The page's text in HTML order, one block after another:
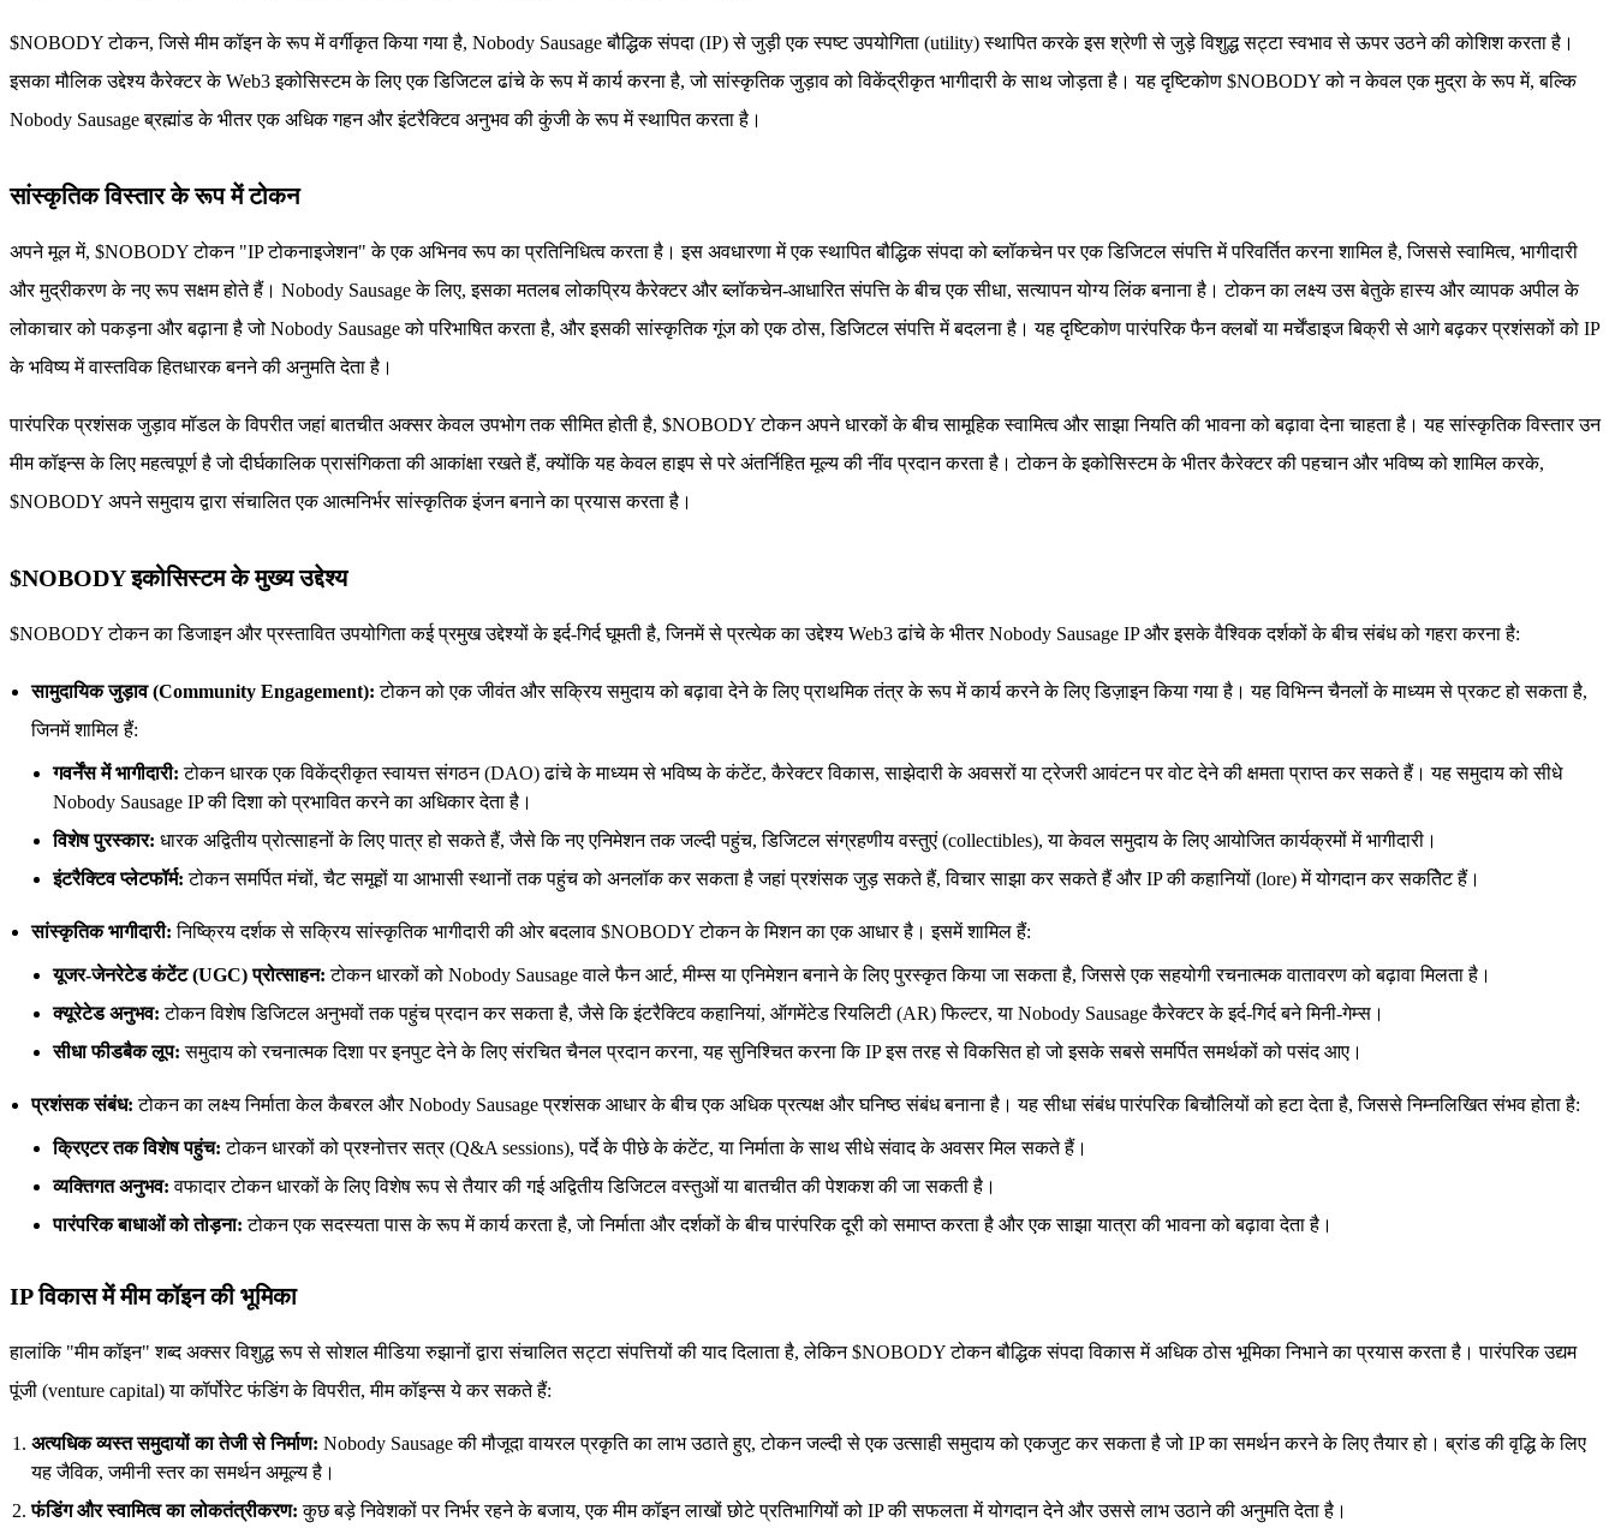
$NOBODY टोकन, जिसे मीम कॉइन के रूप में वर्गीकृत किया गया है, Nobody Sausage बौद्धिक संपदा (IP) से जुड़ी एक स्पष्ट उपयोगिता (utility) स्थापित करके इस श्रेणी से जुड़े विशुद्ध सट्टा स्वभाव से ऊपर उठने की कोशिश करता है।
इसका मौलिक उद्देश्य कैरेक्टर के Web3 इकोसिस्टम के लिए एक डिजिटल ढांचे के रूप में कार्य करना है, जो सांस्कृतिक जुड़ाव को विकेंद्रीकृत भागीदारी के साथ जोड़ता है। यह दृष्टिकोण $NOBODY को न केवल एक मुद्रा के रूप में, बल्कि
Nobody Sausage ब्रह्मांड के भीतर एक अधिक गहन और इंटरैक्टिव अनुभव की कुंजी के रूप में स्थापित करता है।
सांस्कृतिक विस्तार के रूप में टोकन
अपने मूल में, $NOBODY टोकन "IP टोकनाइजेशन" के एक अभिनव रूप का प्रतिनिधित्व करता है। इस अवधारणा में एक स्थापित बौद्धिक संपदा को ब्लॉकचेन पर एक डिजिटल संपत्ति में परिवर्तित करना शामिल है, जिससे स्वामित्व, भागीदारी
और मुद्रीकरण के नए रूप सक्षम होते हैं। Nobody Sausage के लिए, इसका मतलब लोकप्रिय कैरेक्टर और ब्लॉकचेन-आधारित संपत्ति के बीच एक सीधा, सत्यापन योग्य लिंक बनाना है। टोकन का लक्ष्य उस बेतुके हास्य और व्यापक अपील के
लोकाचार को पकड़ना और बढ़ाना है जो Nobody Sausage को परिभाषित करता है, और इसकी सांस्कृतिक गूंज को एक ठोस, डिजिटल संपत्ति में बदलना है। यह दृष्टिकोण पारंपरिक फैन क्लबों या मर्चेंडाइज बिक्री से आगे बढ़कर प्रशंसकों को IP
के भविष्य में वास्तविक हितधारक बनने की अनुमति देता है।
पारंपरिक प्रशंसक जुड़ाव मॉडल के विपरीत जहां बातचीत अक्सर केवल उपभोग तक सीमित होती है, $NOBODY टोकन अपने धारकों के बीच सामूहिक स्वामित्व और साझा नियति की भावना को बढ़ावा देना चाहता है। यह सांस्कृतिक विस्तार उन
मीम कॉइन्स के लिए महत्वपूर्ण है जो दीर्घकालिक प्रासंगिकता की आकांक्षा रखते हैं, क्योंकि यह केवल हाइप से परे अंतर्निहित मूल्य की नींव प्रदान करता है। टोकन के इकोसिस्टम के भीतर कैरेक्टर की पहचान और भविष्य को शामिल करके,
$NOBODY अपने समुदाय द्वारा संचालित एक आत्मनिर्भर सांस्कृतिक इंजन बनाने का प्रयास करता है।
$NOBODY इकोसिस्टम के मुख्य उद्देश्य
$NOBODY टोकन का डिजाइन और प्रस्तावित उपयोगिता कई प्रमुख उद्देश्यों के इर्द-गिर्द घूमती है, जिनमें से प्रत्येक का उद्देश्य Web3 ढांचे के भीतर Nobody Sausage IP और इसके वैश्विक दर्शकों के बीच संबंध को गहरा करना है:
सामुदायिक जुड़ाव (Community Engagement): टोकन को एक जीवंत और सक्रिय समुदाय को बढ़ावा देने के लिए प्राथमिक तंत्र के रूप में कार्य करने के लिए डिज़ाइन किया गया है। यह विभिन्न चैनलों के माध्यम से प्रकट हो सकता है,
जिनमें शामिल हैं:
गवर्नेंस में भागीदारी: टोकन धारक एक विकेंद्रीकृत स्वायत्त संगठन (DAO) ढांचे के माध्यम से भविष्य के कंटेंट, कैरेक्टर विकास, साझेदारी के अवसरों या ट्रेजरी आवंटन पर वोट देने की क्षमता प्राप्त कर सकते हैं। यह समुदाय को सीधे
Nobody Sausage IP की दिशा को प्रभावित करने का अधिकार देता है।
विशेष पुरस्कार: धारक अद्वितीय प्रोत्साहनों के लिए पात्र हो सकते हैं, जैसे कि नए एनिमेशन तक जल्दी पहुंच, डिजिटल संग्रहणीय वस्तुएं (collectibles), या केवल समुदाय के लिए आयोजित कार्यक्रमों में भागीदारी।
इंटरैक्टिव प्लेटफॉर्म: टोकन समर्पित मंचों, चैट समूहों या आभासी स्थानों तक पहुंच को अनलॉक कर सकता है जहां प्रशंसक जुड़ सकते हैं, विचार साझा कर सकते हैं और IP की कहानियों (lore) में योगदान कर सकतेिट हैं।
सांस्कृतिक भागीदारी: निष्क्रिय दर्शक से सक्रिय सांस्कृतिक भागीदारी की ओर बदलाव $NOBODY टोकन के मिशन का एक आधार है। इसमें शामिल हैं:
यूजर-जेनरेटेड कंटेंट (UGC) प्रोत्साहन: टोकन धारकों को Nobody Sausage वाले फैन आर्ट, मीम्स या एनिमेशन बनाने के लिए पुरस्कृत किया जा सकता है, जिससे एक सहयोगी रचनात्मक वातावरण को बढ़ावा मिलता है।
क्यूरेटेड अनुभव: टोकन विशेष डिजिटल अनुभवों तक पहुंच प्रदान कर सकता है, जैसे कि इंटरैक्टिव कहानियां, ऑगमेंटेड रियलिटी (AR) फिल्टर, या Nobody Sausage कैरेक्टर के इर्द-गिर्द बने मिनी-गेम्स।
सीधा फीडबैक लूप: समुदाय को रचनात्मक दिशा पर इनपुट देने के लिए संरचित चैनल प्रदान करना, यह सुनिश्चित करना कि IP इस तरह से विकसित हो जो इसके सबसे समर्पित समर्थकों को पसंद आए।
प्रशंसक संबंध: टोकन का लक्ष्य निर्माता केल कैबरल और Nobody Sausage प्रशंसक आधार के बीच एक अधिक प्रत्यक्ष और घनिष्ठ संबंध बनाना है। यह सीधा संबंध पारंपरिक बिचौलियों को हटा देता है, जिससे निम्नलिखित संभव होता है:
क्रिएटर तक विशेष पहुंच: टोकन धारकों को प्रश्नोत्तर सत्र (Q&A sessions), पर्दे के पीछे के कंटेंट, या निर्माता के साथ सीधे संवाद के अवसर मिल सकते हैं।
व्यक्तिगत अनुभव: वफादार टोकन धारकों के लिए विशेष रूप से तैयार की गई अद्वितीय डिजिटल वस्तुओं या बातचीत की पेशकश की जा सकती है।
पारंपरिक बाधाओं को तोड़ना: टोकन एक सदस्यता पास के रूप में कार्य करता है, जो निर्माता और दर्शकों के बीच पारंपरिक दूरी को समाप्त करता है और एक साझा यात्रा की भावना को बढ़ावा देता है।
IP विकास में मीम कॉइन की भूमिका
हालांकि "मीम कॉइन" शब्द अक्सर विशुद्ध रूप से सोशल मीडिया रुझानों द्वारा संचालित सट्टा संपत्तियों की याद दिलाता है, लेकिन $NOBODY टोकन बौद्धिक संपदा विकास में अधिक ठोस भूमिका निभाने का प्रयास करता है। पारंपरिक उद्यम
पूंजी (venture capital) या कॉर्पोरेट फंडिंग के विपरीत, मीम कॉइन्स ये कर सकते हैं:
अत्यधिक व्यस्त समुदायों का तेजी से निर्माण: Nobody Sausage की मौजूदा वायरल प्रकृति का लाभ उठाते हुए, टोकन जल्दी से एक उत्साही समुदाय को एकजुट कर सकता है जो IP का समर्थन करने के लिए तैयार हो। ब्रांड की वृद्धि के लिए
यह जैविक, जमीनी स्तर का समर्थन अमूल्य है।
फंडिंग और स्वामित्व का लोकतंत्रीकरण: कुछ बड़े निवेशकों पर निर्भर रहने के बजाय, एक मीम कॉइन लाखों छोटे प्रतिभागियों को IP की सफलता में योगदान देने और उससे लाभ उठाने की अनुमति देता है।